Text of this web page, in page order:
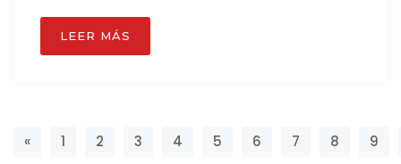
LEER MÁS
«Previous
1 2 3 4 5 6 7 8 9